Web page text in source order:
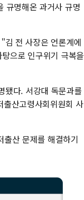
규명해온 과거사 규명
김 전 사장은 언론계에
으로 인구위기 극복을
됐다. 서강대 독문과를
산고령사회위원회 사
산 문제를 해결하기